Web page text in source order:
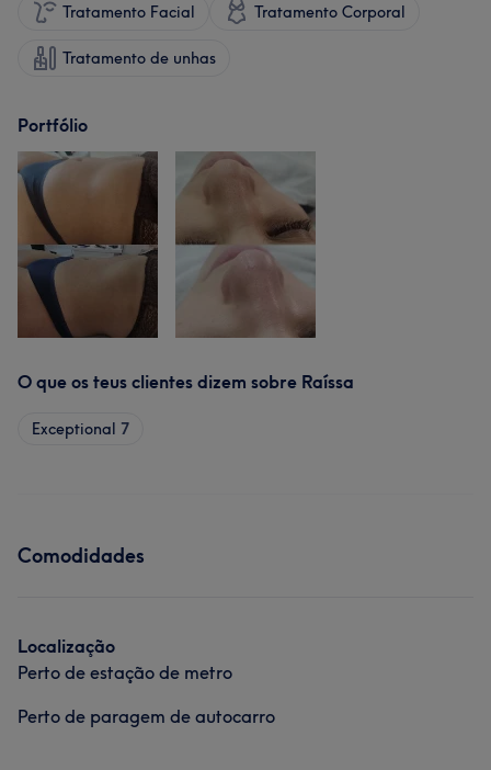
Tratamento Facial Tratamento Corporal
Tratamento de unhas
Portfólio
O que os teus clientes dizem sobre Raíssa
Exceptional 7
Comodidades
Localização
Perto de estação de metro
Perto de paragem de autocarro